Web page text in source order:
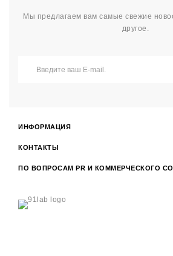
Мы предлагаем вам самые свежие
другое.
ИНФОРМАЦИЯ
КОНТАКТЫ
ПО ВОПРОСАМ PR И КОММЕРЧЕСКОГО